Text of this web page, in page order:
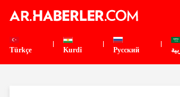
Pусский
Kurdî
Türkçe